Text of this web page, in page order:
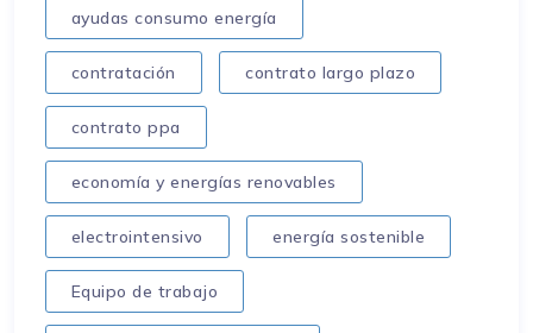
ayudas consumo energía
contratación contrato largo plazo
contrato ppa
economía y energías renovables
electrointensivo energía sostenible
Equipo de trabajo